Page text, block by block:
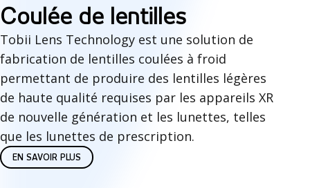
i
o
n
s
à
l
'
M
o
u
l
a
g
e
Coulée de lentilles
Tobii Lens Technology est une solution de
fabrication de lentilles coulées à froid
permettant de produire des lentilles légères
de haute qualité requises par les appareils XR
de nouvelle génération et les lunettes, telles
que les lunettes de prescription.
EN SAVOIR PLUS